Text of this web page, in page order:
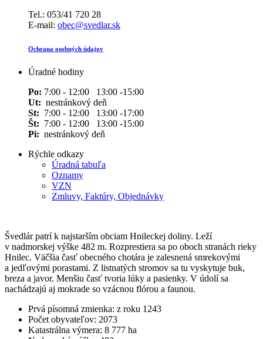
Tel.: 053/41 720 28
E-mail: obec@svedlar.sk
Ochrana osobných údajov
Úradné hodiny
Po: 7:00 - 12:00 13:00 -15:00
Ut: nestránkový deň
St: 7:00 - 12:00 13:00 -17:00
Št: 7:00 - 12:00 13:00 -15:00
Pi: nestránkový deň
Rýchle odkazy
Úradná tabuľa
Oznamy
VZN
Zmluvy, Faktúry, Objednávky
Švedlár patrí k najstarším obciam Hnileckej doliny. Leží
v nadmorskej výške 482 m. Rozprestiera sa po oboch stranách rieky
Hnilec. Väčšia časť obecného chotára je zalesnená smrekovými
a jedľovými porastami. Z listnatých stromov sa tu vyskytuje buk,
breza a javor. Menšiu časť tvoria lúky a pasienky. V údolí sa
nachádzajú aj mokrade so vzácnou flórou a faunou.
Prvá písomná zmienka: z roku 1243
Počet obyvateľov: 2073
Katastrálna výmera: 8 777 ha